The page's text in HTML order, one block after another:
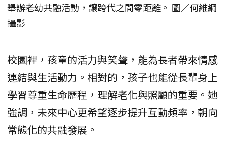
舉辦老幼共融活動，讓跨代之間零距離。 圖／何維綱
攝影
校園裡，孩童的活力與笑聲，能為長者帶來情感
連結與生活動力。相對的，孩子也能從長輩身上
學習尊重生命歷程，理解老化與照顧的重要。她
強調，未來中心更希望逐步提升互動頻率，朝向
常態化的共融發展。